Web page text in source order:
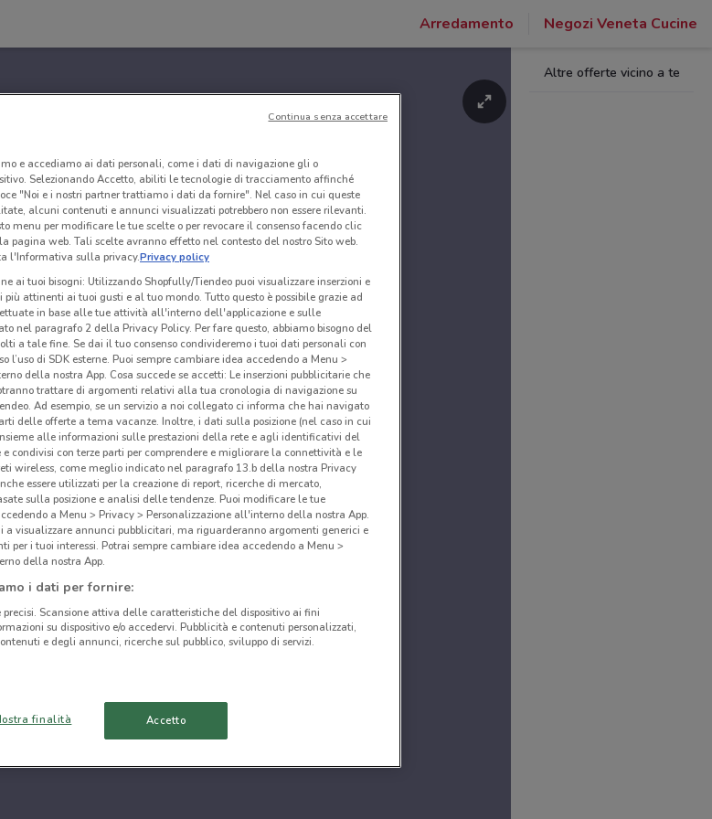
Arredamento Negozi Veneta Cucine
Altre offerte vicino a te
e accediamo ai dati personali, come i dati di navigazione gli o
Selezionando Accetto, abiliti le tecnologie di tracciamento affinché
"Noi e i nostri partner trattiamo i dati da fornire". Nel caso in cui queste
alcuni contenuti e annunci visualizzati potrebbero non essere rilevanti.
menu per modificare le tue scelte o per revocare il consenso facendo clic
web. Tali scelte avranno effetto nel contesto del nostro Sito web.
l'Informativa sulla privacy.Privacy policy
ai tuoi bisogni: Utilizzando Shopfully/Tiendeo puoi visualizzare inserzioni e
attinenti ai tuoi gusti e al tuo mondo. Tutto questo è possibile grazie ad
in base alle tue attività all'interno dell'applicazione e sulle
nel paragrafo 2 della Privacy Policy. Per fare questo, abbiamo bisogno del
a tale fine. Se dai il tuo consenso condivideremo i tuoi dati personali con
l’uso di SDK esterne. Puoi sempre cambiare idea accedendo a Menu >
della nostra App. Cosa succede se accetti: Le inserzioni pubblicitarie che
trattare di argomenti relativi alla tua cronologia di navigazione su
Ad esempio, se un servizio a noi collegato ci informa che hai navigato
delle offerte a tema vacanze. Inoltre, i dati sulla posizione (nel caso in cui
alle informazioni sulle prestazioni della rete e agli identificativi del
e condivisi con terze parti per comprendere e migliorare la connettività e le
wireless, come meglio indicato nel paragrafo 13.b della nostra Privacy
essere utilizzati per la creazione di report, ricerche di mercato,
sulla posizione e analisi delle tendenze. Puoi modificare le tue
a Menu > Privacy > Personalizzazione all'interno della nostra App.
a visualizzare annunci pubblicitari, ma riguarderanno argomenti generici e
per i tuoi interessi. Potrai sempre cambiare idea accedendo a Menu >
della nostra App.
i dati per fornire:
Scansione attiva delle caratteristiche del dispositivo ai fini
su dispositivo e/o accedervi. Pubblicità e contenuti personalizzati,
e degli annunci, ricerche sul pubblico, sviluppo di servizi.
finalità Accetto
Continua senza accettare